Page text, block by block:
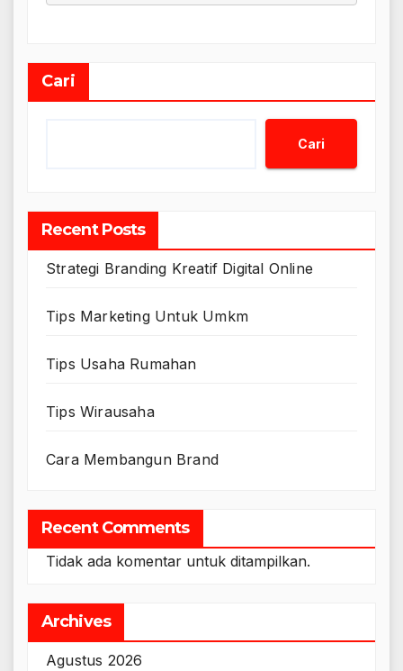
Cari
Cari
Recent Posts
Strategi Branding Kreatif Digital Online
Tips Marketing Untuk Umkm
Tips Usaha Rumahan
Tips Wirausaha
Cara Membangun Brand
Recent Comments
Tidak ada komentar untuk ditampilkan.
Archives
Agustus 2026